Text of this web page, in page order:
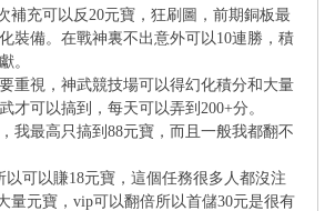
充可以反20元寶，狂刷圖，前期銅板最
裝備。在戰神裏不出意外可以10連勝，積
。
視，神武競技場可以得幻化積分和大量
可以搞到，每天可以弄到200+分。
最高只搞到88元寶，而且一般我都翻不
可以賺18元寶，這個任務很多人都沒注
量元寶，vip可以翻倍所以首儲30元是很有